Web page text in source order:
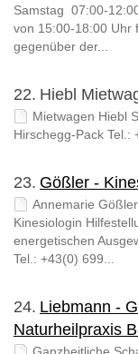
Samstag 07:00-
von 15:00-18:00 Uhr
gegenüber der...
22. Hiebl
Mietwagen Hiebl
Hirschegg-Pack
23. Gößler -
Annemarie
Kinesiologin
energetischen
Tel.: +43(0) 699...
24. Liebmann -
Naturheilpraxis